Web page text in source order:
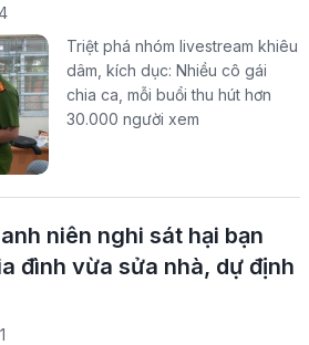
Triệt phá nhóm livestream khiêu
dâm, kích dục: Nhiều cô gái
chia ca, mỗi buổi thu hút hơn
30.000 người xem
niên nghi sát hại bạn
đình vừa sửa nhà, dự định